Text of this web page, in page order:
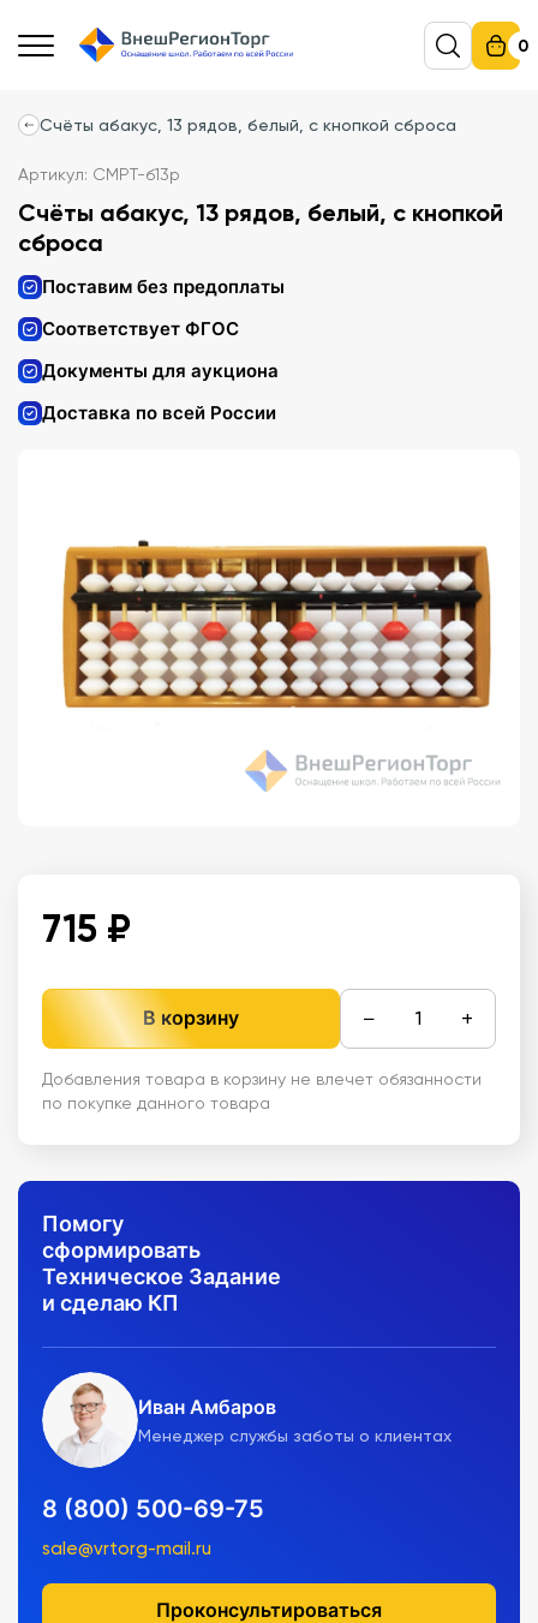
0
Счёты абакус, 13 рядов, белый, с кнопкой сброса
Артикул: СМРТ-б13р
Счёты абакус, 13 рядов, белый, с кнопкой
сброса
Поставим без предоплаты
Соответствует ФГОС
Документы для аукциона
Доставка по всей России
715 ₽
В корзину − +
Добавления товара в корзину не влечет обязанности
по покупке данного товара
Помогу
сформировать
Техническое Задание
и сделаю КП
Иван Амбаров
Менеджер службы заботы о клиентах
8 (800) 500-69-75
sale@vrtorg-mail.ru
Проконсультироваться